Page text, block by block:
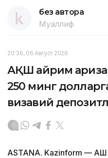
без автора
Муаллиф
20:36, 06 Август 2026
АҚШ айрим ариза
250 минг
визавий
ASTANA. Kazinform — АҚШ